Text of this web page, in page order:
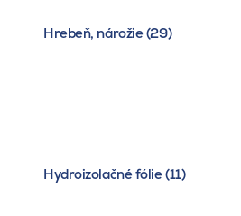
Hrebeň, nárožie (29)
Hydroizolačné fólie (11)